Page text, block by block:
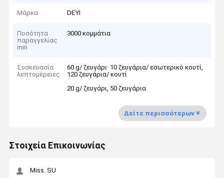
Μάρκα DEYI
Ποσότητα
παραγγελίας
min
3000 κομμάτια
Συσκευασία
λεπτομέρειες
60 g/ ζευγάρι· 10 ζευγάρια/ εσωτερικό κουτί,
120 ζευγάρια/ κουτί
20 g/ ζευγάρι, 50 ζευγάρια
Δείτε περισσότερων
Στοιχεία Επικοινωνίας
Miss. SU